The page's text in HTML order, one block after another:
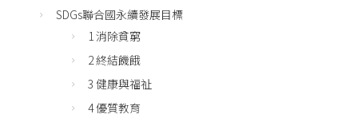
SDGs聯合國永續發展目標
1 消除貧窮
2 終結饑餓
3 健康與福祉
4 優質教育